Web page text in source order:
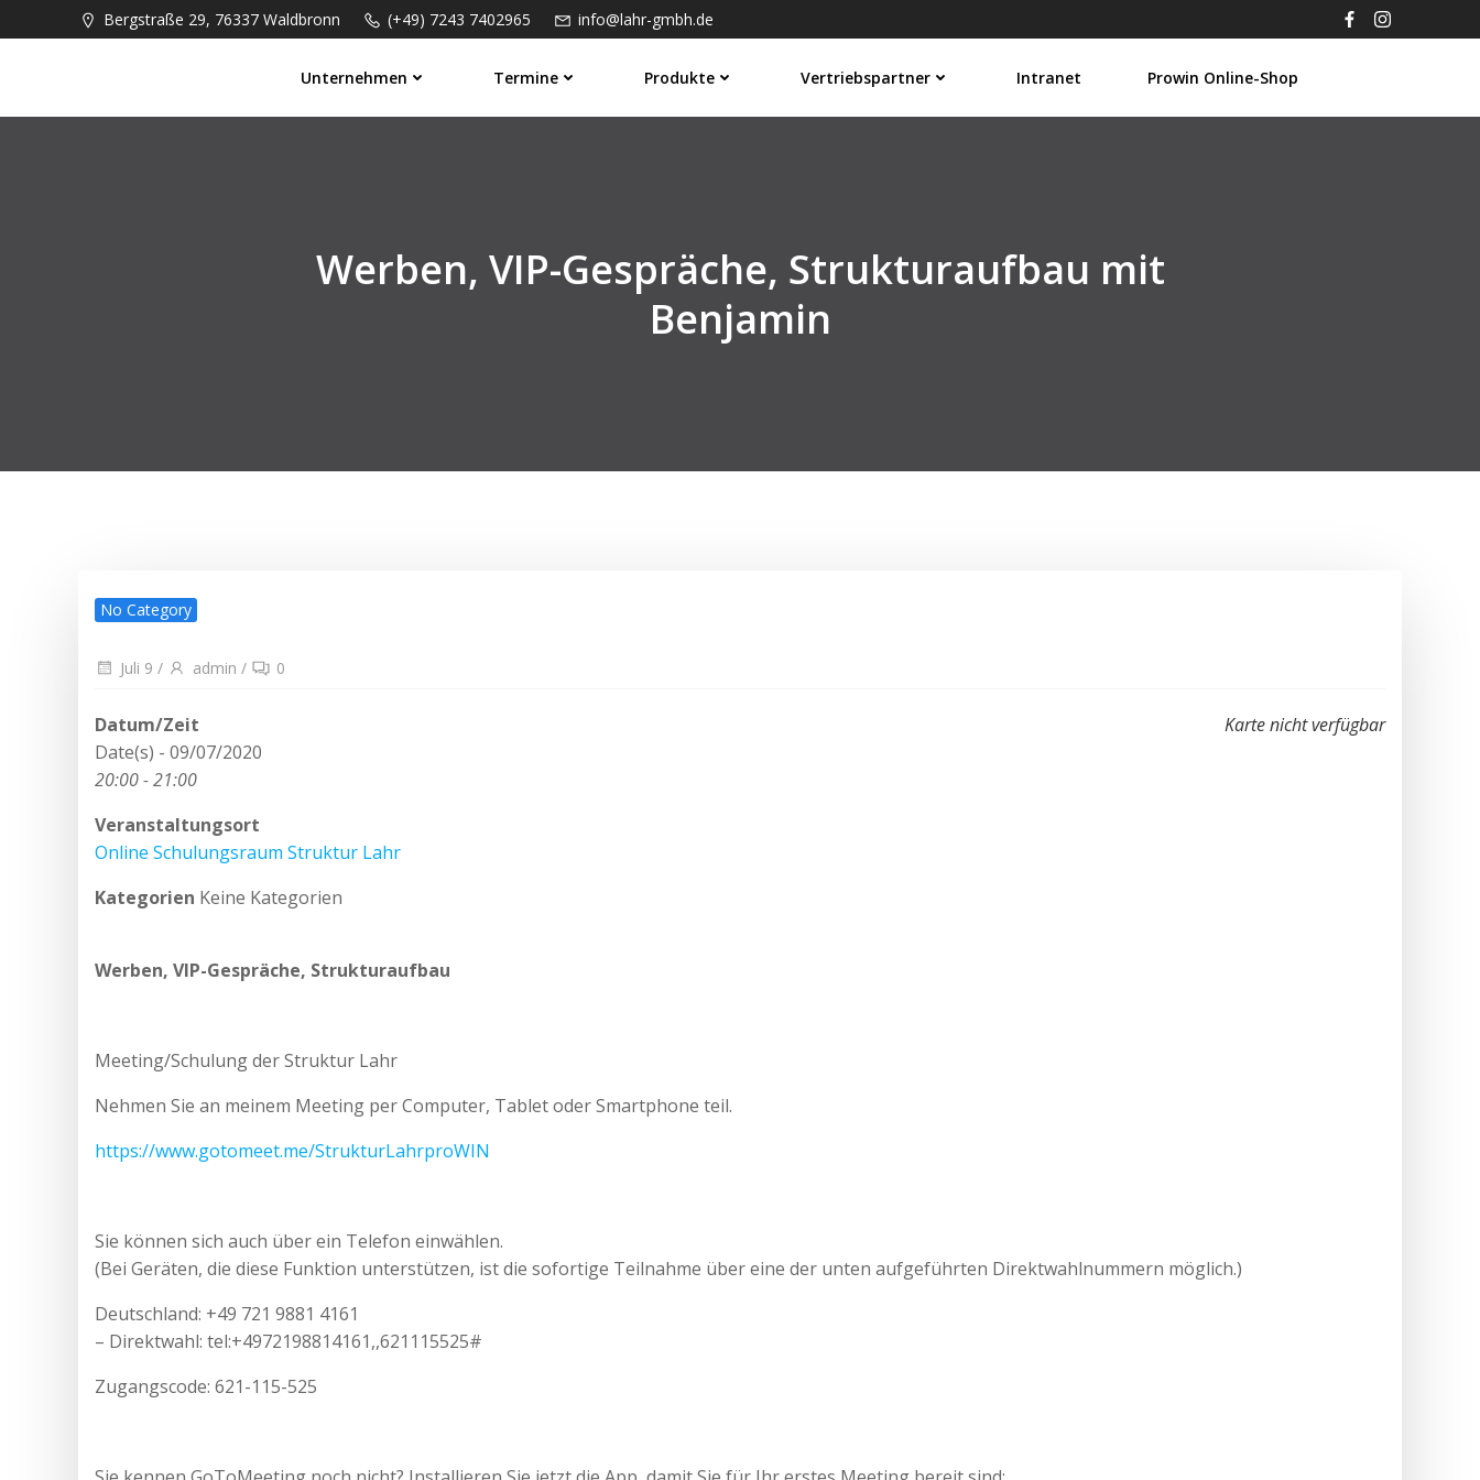
zum
Bergstraße 29, 76337 Waldbronn (+49) 7243 7402965 info@lahr-gmbh.de
Unternehmen Termine Produkte Vertriebspartner Intranet Prowin Online-Shop
Werben, VIP-Gespräche, Strukturaufbau mit
Benjamin
No Category
Juli 9 / admin / 0
Karte nicht verfügbar
Datum/Zeit
Date(s) - 09/07/2020
20:00 - 21:00
Veranstaltungsort
Online Schulungsraum Struktur Lahr
Kategorien Keine Kategorien
Werben, VIP-Gespräche, Strukturaufbau
Meeting/Schulung der Struktur Lahr
Nehmen Sie an meinem Meeting per Computer, Tablet oder Smartphone teil.
https://www.gotomeet.me/StrukturLahrproWIN
Sie können sich auch über ein Telefon einwählen.
(Bei Geräten, die diese Funktion unterstützen, ist die sofortige Teilnahme über eine der unten aufgeführten Direktwahlnummern möglich.)
Deutschland: +49 721 9881 4161
– Direktwahl: tel:+4972198814161,,621115525#
Zugangscode: 621-115-525